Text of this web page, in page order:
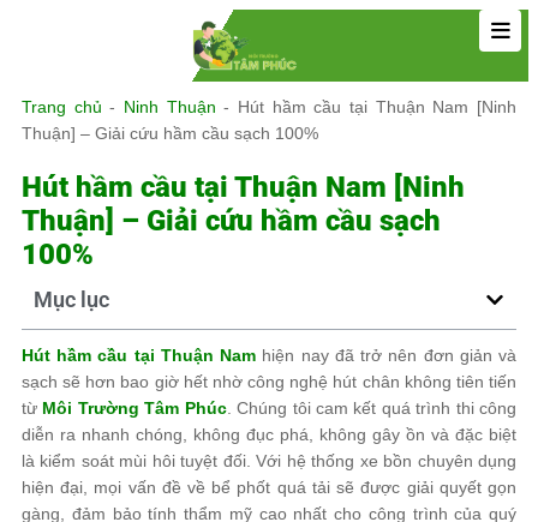
Trang chủ - Ninh Thuận - Hút hầm cầu tại Thuận Nam [Ninh
Thuận] – Giải cứu hầm cầu sạch 100%
Hút hầm cầu tại Thuận Nam [Ninh
Thuận] – Giải cứu hầm cầu sạch
100%
Mục lục
Hút hầm cầu tại Thuận Nam hiện nay đã trở nên đơn giản và
sạch sẽ hơn bao giờ hết nhờ công nghệ hút chân không tiên tiến
từ Môi Trường Tâm Phúc. Chúng tôi cam kết quá trình thi công
diễn ra nhanh chóng, không đục phá, không gây ồn và đặc biệt
là kiểm soát mùi hôi tuyệt đối. Với hệ thống xe bồn chuyên dụng
hiện đại, mọi vấn đề về bể phốt quá tải sẽ được giải quyết gọn
gàng, đảm bảo tính thẩm mỹ cao nhất cho công trình của quý